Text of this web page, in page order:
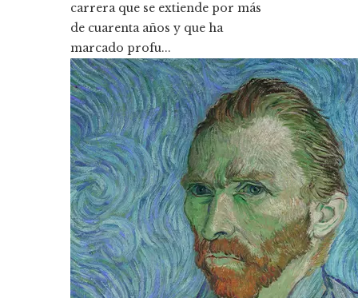
carrera que se extiende por más
de cuarenta años y que ha
marcado profu...